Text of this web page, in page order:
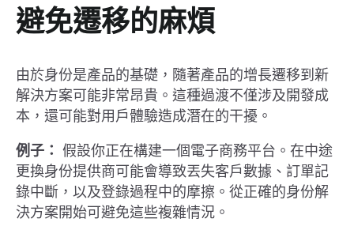
避免遷移的麻煩
由於身份是產品的基礎，隨著產品的增長遷移到新
解決方案可能非常昂貴。這種過渡不僅涉及開發成
本，還可能對用戶體驗造成潛在的干擾。
例子： 假設你正在構建一個電子商務平台。在中途
更換身份提供商可能會導致丟失客戶數據、訂單記
錄中斷，以及登錄過程中的摩擦。從正確的身份解
決方案開始可避免這些複雜情況。